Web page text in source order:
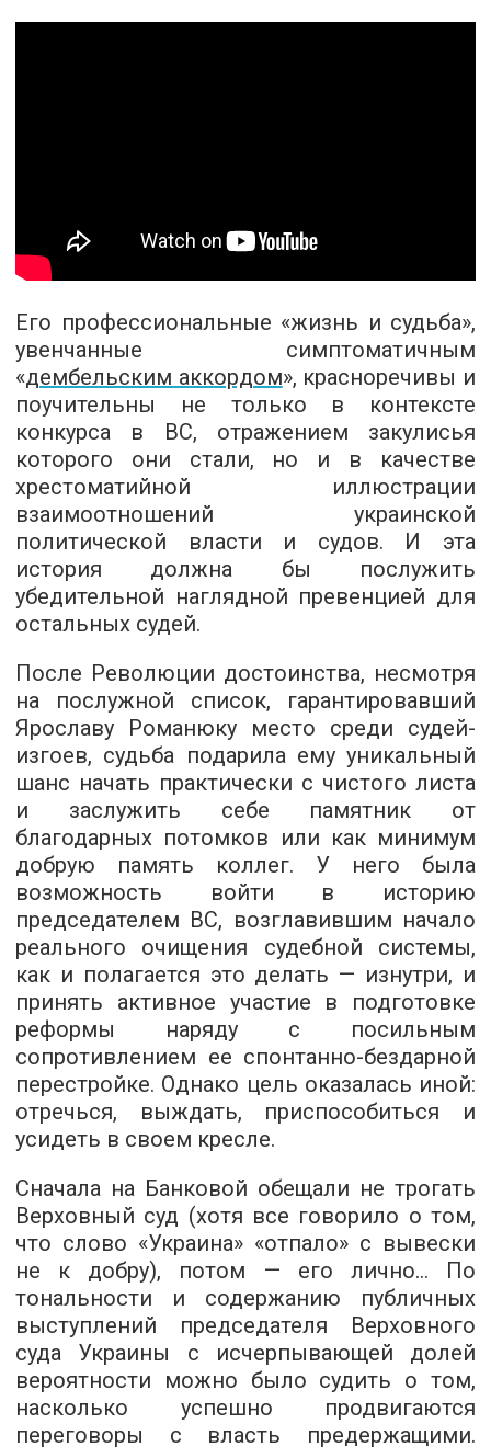
Его профессиональные «жизнь и судьба»,
увенчанные симптоматичным
«дембельским аккордом», красноречивы и
поучительны не только в контексте
конкурса в ВС, отражением закулисья
которого они стали, но и в качестве
хрестоматийной иллюстрации
взаимоотношений украинской
политической власти и судов. И эта
история должна бы послужить
убедительной наглядной превенцией для
остальных судей.
После Революции достоинства, несмотря
на послужной список, гарантировавший
Ярославу Романюку место среди судей-
изгоев, судьба подарила ему уникальный
шанс начать практически с чистого листа
и заслужить себе памятник от
благодарных потомков или как минимум
добрую память коллег. У него была
возможность войти в историю
председателем ВС, возглавившим начало
реального очищения судебной системы,
как и полагается это делать — изнутри, и
принять активное участие в подготовке
реформы наряду с посильным
сопротивлением ее спонтанно-бездарной
перестройке. Однако цель оказалась иной:
отречься, выждать, приспособиться и
усидеть в своем кресле.
Сначала на Банковой обещали не трогать
Верховный суд (хотя все говорило о том,
что слово «Украина» «отпало» с вывески
не к добру), потом — его лично… По
тональности и содержанию публичных
выступлений председателя Верховного
суда Украины с исчерпывающей долей
вероятности можно было судить о том,
насколько успешно продвигаются
переговоры с власть предержащими.